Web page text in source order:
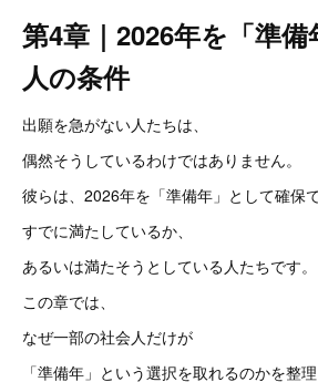
第4章｜2026年を「準
人の条件
出願を急がない人たちは、
偶然そうしているわけではありません。
彼らは、2026年を「準備年」として確保
すでに満たしているか、
あるいは満たそうとしている人たちです。
この章では、
なぜ一部の社会人だけが
「準備年」という選択を取れるのかを整理